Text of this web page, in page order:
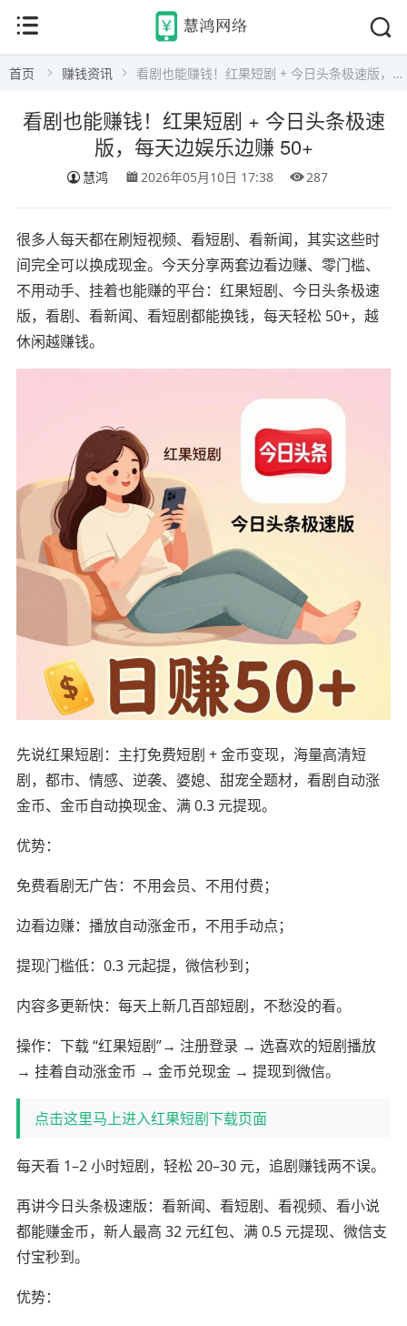
首页 赚钱资讯 看剧也能赚钱！红果短剧 + 今日头条极速版，每天边娱乐边赚 50+
看剧也能赚钱！红果短剧 + 今日头条极速
版，每天边娱乐边赚 50+
慧鸿 2026年05月10日 17:38 287
很多人每天都在刷短视频、看短剧、看新闻，其实这些时
间完全可以换成现金。今天分享两套边看边赚、零门槛、
不用动手、挂着也能赚的平台：红果短剧、今日头条极速
版，看剧、看新闻、看短剧都能换钱，每天轻松 50+，越
休闲越赚钱。
先说红果短剧：主打免费短剧 + 金币变现，海量高清短
剧，都市、情感、逆袭、婆媳、甜宠全题材，看剧自动涨
金币、金币自动换现金、满 0.3 元提现。
优势：
免费看剧无广告：不用会员、不用付费；
边看边赚：播放自动涨金币，不用手动点；
提现门槛低：0.3 元起提，微信秒到；
内容多更新快：每天上新几百部短剧，不愁没的看。
操作：下载 “红果短剧”→ 注册登录 → 选喜欢的短剧播放
→ 挂着自动涨金币 → 金币兑现金 → 提现到微信。
点击这里马上进入红果短剧下载页面
每天看 1–2 小时短剧，轻松 20–30 元，追剧赚钱两不误。
再讲今日头条极速版：看新闻、看短剧、看视频、看小说
都能赚金币，新人最高 32 元红包、满 0.5 元提现、微信支
付宝秒到。
优势：